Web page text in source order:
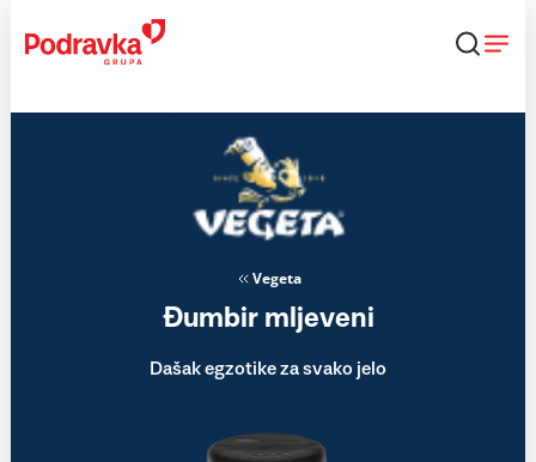
content
Vegeta
Đumbir mljeveni
Dašak egzotike za svako jelo